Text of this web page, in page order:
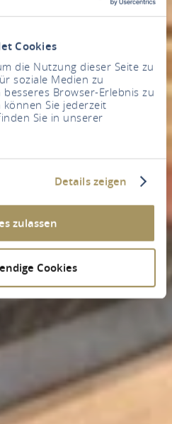
Cookies
die Nutzung dieser Seite zu
soziale Medien zu
Browser-Erlebnis zu
Sie jederzeit
Sie in unserer
Details zeigen
zulassen
Cookies